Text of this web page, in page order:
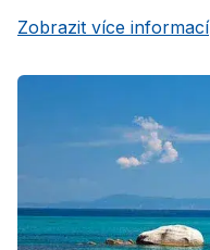
Zobrazit více informací